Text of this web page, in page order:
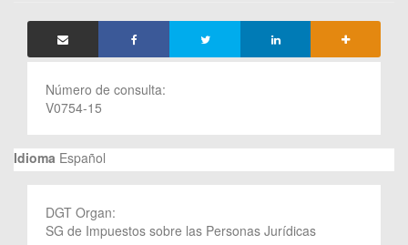
Número de consulta:
V0754-15
Idioma Español
DGT Organ:
SG de Impuestos sobre las Personas Jurídicas